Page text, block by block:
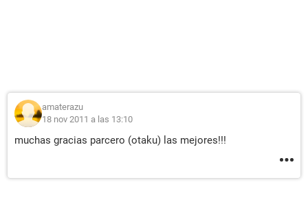
amaterazu
18 nov 2011 a las 13:10
muchas gracias parcero (otaku) las mejores!!!